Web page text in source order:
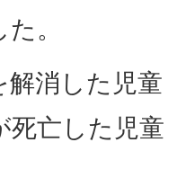
。
解消した児
死亡した児童